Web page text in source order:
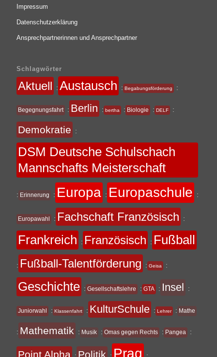
Impressum
Datenschutzerklärung
Ansprechpartnerinnen und Ansprechpartner
Schlagwörter
Aktuell : Austausch : Begabungsförderung :
Begegnungsfahrt : Berlin : bertha : Biologie : DELF :
Demokratie :
DSM Deutsche Schulschach
Mannschafts Meisterschaft
: Erinnerung : Europa : Europaschule :
Europawahl : Fachschaft Französisch :
Frankreich : Französisch : Fußball
: Fußball-Talentförderung : Geisa :
Geschichte : Gesellschaftslehre : GTA : Insel :
Juniorwahl : Klassenfahrt : KulturSchule : Lehrer : Mathe
: Mathematik : Musik : Omas gegen Rechts : Pangea :
Point Alpha Politik Prag